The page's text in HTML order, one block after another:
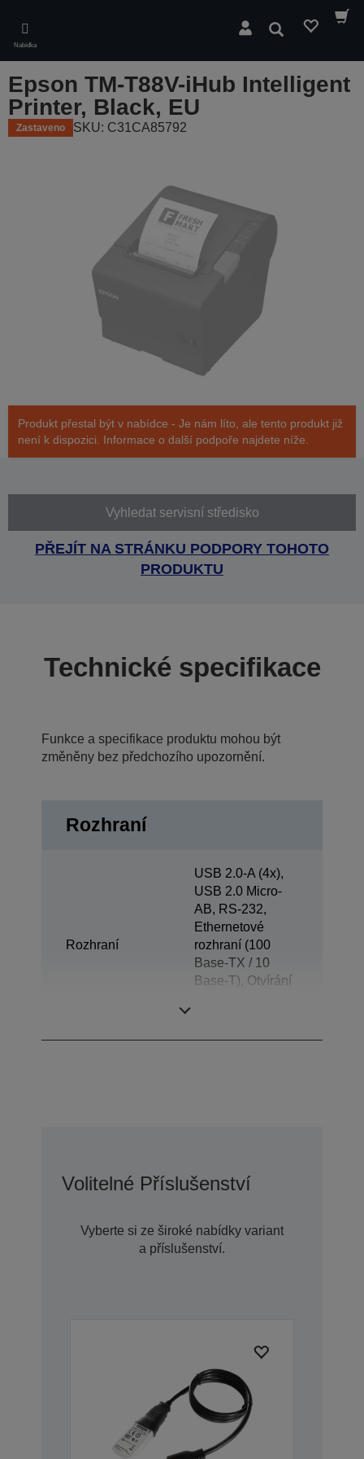
main
content
Nabídka
Hledat
Epson TM-T88V-iHub Intelligent
Printer, Black, EU
Zastaveno SKU: C31CA85792
Produkt přestal být v nabídce - Je nám líto, ale tento produkt již
není k dispozici. Informace o další podpoře najdete níže.
Vyhledat servisní středisko
PŘEJÍT NA STRÁNKU PODPORY TOHOTO
PRODUKTU
Technické specifikace
Funkce a specifikace produktu mohou být
změněny bez předchozího upozornění.
Rozhraní
Rozhraní
USB 2.0-A (4x),
USB 2.0 Micro-
AB, RS-232,
Ethernetové
rozhraní (100
Base-TX / 10
Base-T), Otvírání
Volitelné Příslušenství
Vyberte si ze široké nabídky variant
a příslušenství.